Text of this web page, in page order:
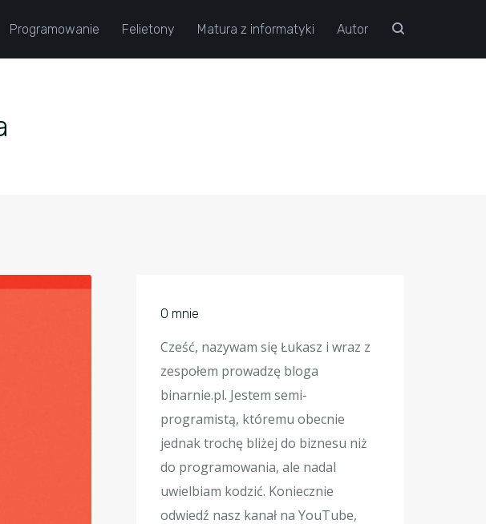
Programowanie Felietony Matura z informatyki Autor
O mnie
Cześć, nazywam się Łukasz i wraz z
zespołem prowadzę bloga
binarnie.pl. Jestem semi-
programistą, któremu obecnie
jednak trochę bliżej do biznesu niż
do programowania, ale nadal
uwielbiam kodzić. Koniecznie
odwiedź nasz kanał na YouTube,